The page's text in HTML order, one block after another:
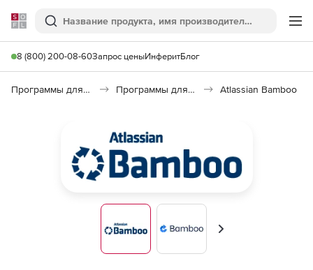
Softline
Поиск
8 (800) 200-08-60Запрос ценыИнферитБлог
Программы для программирования Программы для разработки ПО Atlassian Bamboo
Вперед